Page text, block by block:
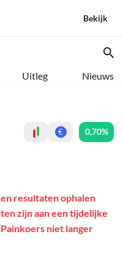
Bekijk
Uitleg Nieuws
€ 0,70%
resultaten ophalen
zijn aan een tijdelijke
niet langer